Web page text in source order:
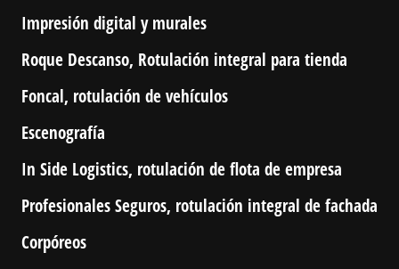
Impresión digital y murales
Roque Descanso, Rotulación integral para tienda
Foncal, rotulación de vehículos
Escenografía
In Side Logistics, rotulación de flota de empresa
Profesionales Seguros, rotulación integral de fachada
Corpóreos